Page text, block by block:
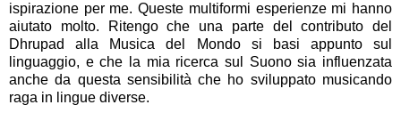
ispirazione per me. Queste multiformi esperienze mi hanno
aiutato molto. Ritengo che una parte del contributo del
Dhrupad alla Musica del Mondo si basi appunto sul
linguaggio, e che la mia ricerca sul Suono sia influenzata
anche da questa sensibilità che ho sviluppato musicando
raga in lingue diverse.